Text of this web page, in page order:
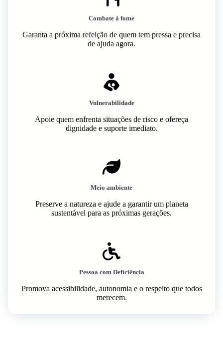
Combate à fome
Garanta a próxima refeição de quem tem pressa e precisa
de ajuda agora.
Vulnerabilidade
Apoie quem enfrenta situações de risco e ofereça
dignidade e suporte imediato.
Meio ambiente
Preserve a natureza e ajude a garantir um planeta
sustentável para as próximas gerações.
Pessoa com Deficiência
Promova acessibilidade, autonomia e o respeito que todos
merecem.